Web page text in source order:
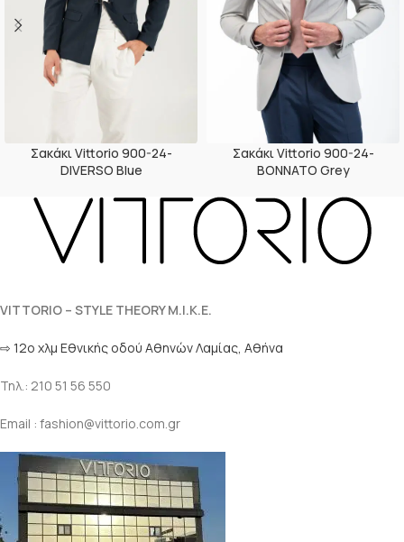
Σακάκι Vittorio 900-24-
DIVERSO Blue
Σακάκι Vittorio 900-24-
BONNATO Grey
VITTORIO – STYLE THEORY M.I.K.E.
⇨ 12ο χλμ Eθνικής οδού Αθηνών Λαμίας, Αθήνα
Τηλ.: 210 51 56 550
Email : fashion@vittorio.com.gr